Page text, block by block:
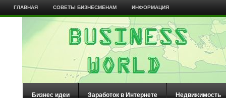
ГЛАВНАЯ СОВЕТЫ БИЗНЕСМЕНАМ ИНФОРМАЦИЯ
Бизнес идеи Заработок в Интернете Недвижимость